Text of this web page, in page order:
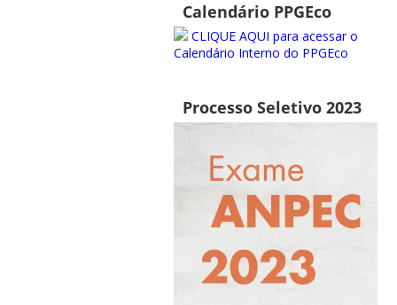
Calendário PPGEco
CLIQUE AQUI para acessar o
Calendário Interno do PPGEco
Processo Seletivo 2023